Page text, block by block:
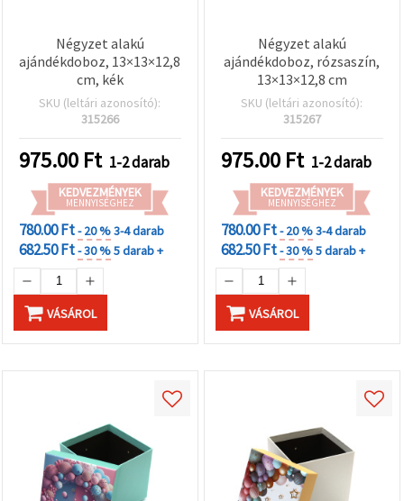
Négyzet alakú
ajándékdoboz, 13×13×12,8
cm, kék
SKU (leltári azonosító):
315266
975.00 Ft 1-2 darab
KEDVEZMÉNYEK
MENNYISÉGHEZ
780.00 Ft- 20 %3-4 darab
682.50 Ft- 30 %5 darab +
VÁSÁROL
Négyzet alakú
ajándékdoboz, rózsaszín,
13×13×12,8 cm
SKU (leltári azonosító):
315267
975.00 Ft 1-2 darab
KEDVEZMÉNYEK
MENNYISÉGHEZ
780.00 Ft- 20 %3-4 darab
682.50 Ft- 30 %5 darab +
VÁSÁROL